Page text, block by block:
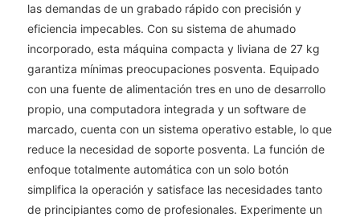
las demandas de un grabado rápido con precisión y
eficiencia impecables. Con su sistema de ahumado
incorporado, esta máquina compacta y liviana de 27 kg
garantiza mínimas preocupaciones posventa. Equipado
con una fuente de alimentación tres en uno de desarrollo
propio, una computadora integrada y un software de
marcado, cuenta con un sistema operativo estable, lo que
reduce la necesidad de soporte posventa. La función de
enfoque totalmente automática con un solo botón
simplifica la operación y satisface las necesidades tanto
de principiantes como de profesionales. Experimente un